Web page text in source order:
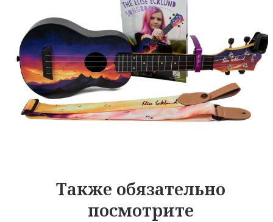
Также обязательно
посмотрите